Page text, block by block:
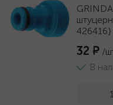
426416}
32 ₽ /
В